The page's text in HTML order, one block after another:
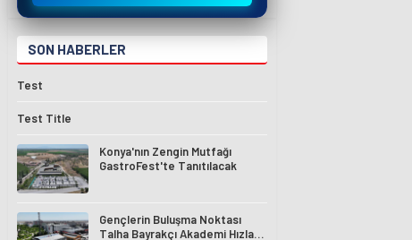
SON HABERLER
Test
Test Title
Konya'nın Zengin Mutfağı
GastroFest'te Tanıtılacak
Gençlerin Buluşma Noktası
Talha Bayrakçı Akademi Hızla